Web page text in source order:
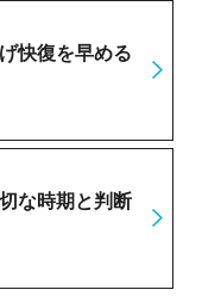
快復を早める
な時期と判断